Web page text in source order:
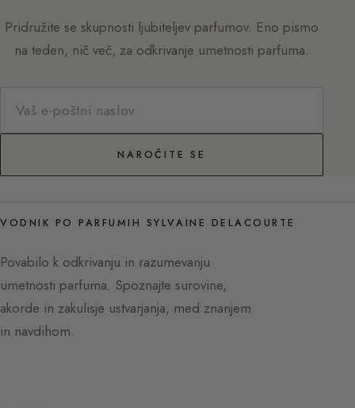
Pridružite se skupnosti ljubiteljev parfumov. Eno pismo
na teden, nič več, za odkrivanje umetnosti parfuma.
NAROČITE SE
VODNIK PO PARFUMIH SYLVAINE DELACOURTE
Povabilo k odkrivanju in razumevanju
umetnosti parfuma. Spoznajte surovine,
akorde in zakulisje ustvarjanja, med znanjem
in navdihom.